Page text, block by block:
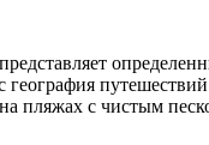
пляжах с чистым